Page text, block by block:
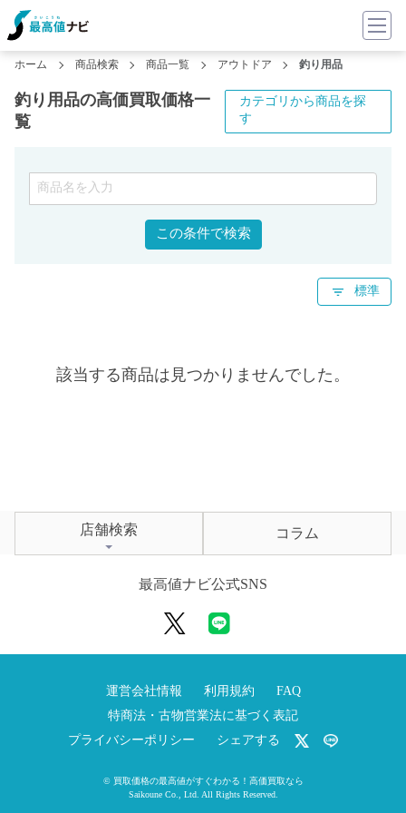
ホーム 商品検索 商品一覧 アウトドア 釣り用品
釣り用品の高価買取価格一
覧
カテゴリから商品を探
す
この条件で検索
標準
該当する商品は見つかりませんでした。
店舗検索 コラム
最高値ナビ公式SNS
運営会社情報 利用規約
FAQ
特商法・古物営業法に基づく表記
プライバシーポリシー
シェアする
© 買取価格の最高値がすぐわかる！高価買取なら
Saikoune Co., Ltd. All Rights Reserved.